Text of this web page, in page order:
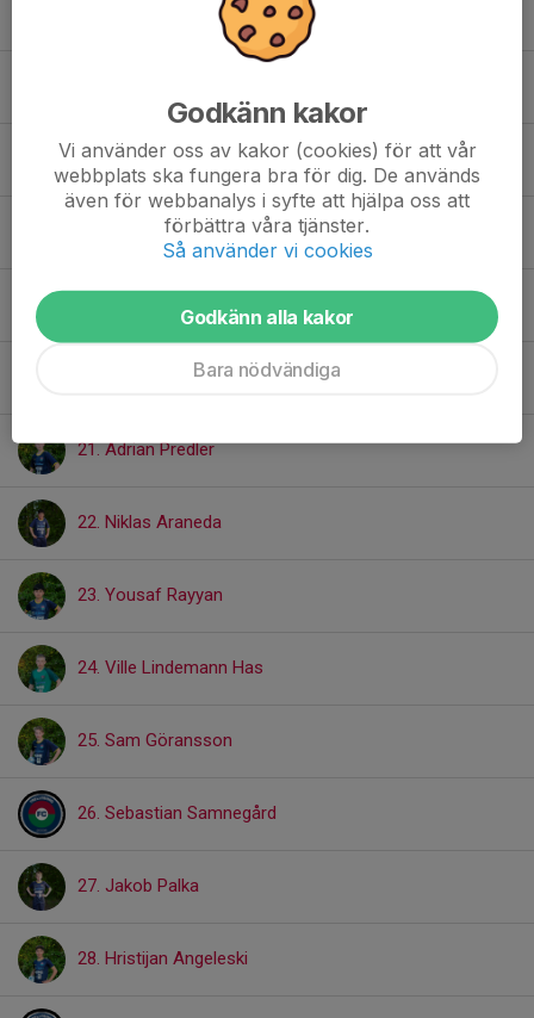
15. Lowe Langvardt
17. Aleksandar Bozic
18. Hugo Bern
20. Herman Jondelius
21. Adrian Predler
22. Niklas Araneda
23. Yousaf Rayyan
24. Ville Lindemann Has
25. Sam Göransson
26. Sebastian Samnegård
27. Jakob Palka
28. Hristijan Angeleski
Godkänn kakor
Vi använder oss av kakor (cookies) för att vår
webbplats ska fungera bra för dig. De används
även för webbanalys i syfte att hjälpa oss att
förbättra våra tjänster.
Så använder vi cookies
Godkänn alla kakor
Bara nödvändiga